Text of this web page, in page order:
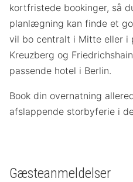
kortfristede bookinger, så
planlægning kan finde et
vil bo centralt i Mitte eller i
Kreuzberg og
passende hotel i Berlin.
Book din overnatning
afslappende storbyferie i
Gæsteanmeldelser